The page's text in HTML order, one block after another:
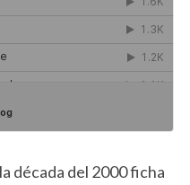
década del 2000 ficha